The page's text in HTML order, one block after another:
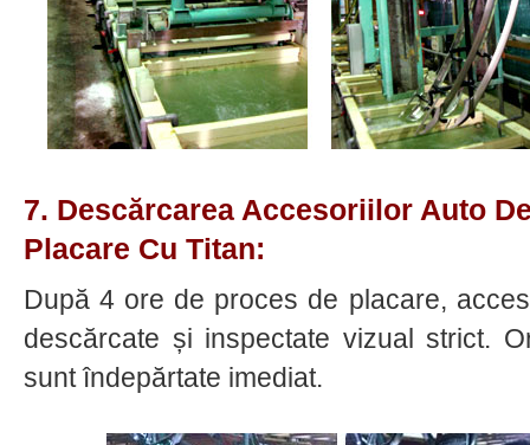
7. Descărcarea Accesoriilor Auto
Placare Cu Titan:
După 4 ore de proces de placare,
descărcate și inspectate vizual strict.
sunt îndepărtate imediat.